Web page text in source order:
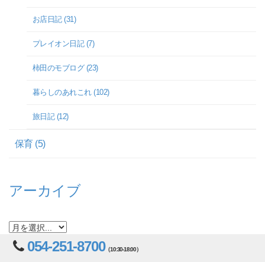
お店日記 (31)
プレイオン日記 (7)
柿田のモブログ (23)
暮らしのあれこれ (102)
旅日記 (12)
保育 (5)
アーカイブ
054-251-8700（10:30-18:00）